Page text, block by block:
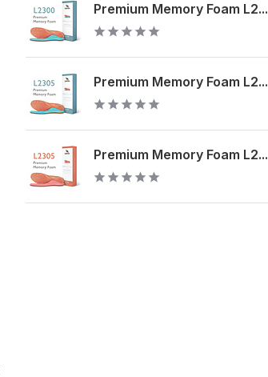
Premium Memory Foam L2...
Premium Memory Foam L2...
Premium Memory Foam L2...